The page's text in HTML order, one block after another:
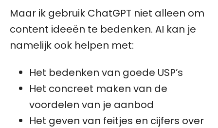
Maar ik gebruik ChatGPT niet alleen om
content ideeën te bedenken. AI kan je
namelijk ook helpen met:
Het bedenken van goede USP’s
Het concreet maken van de
voordelen van je aanbod
Het geven van feitjes en cijfers over